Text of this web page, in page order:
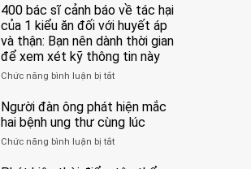
cảnh
báo
“ĐỪNG
GẮNG
SỨC!”
đồng
1
ra
cảnh
báo
theo
3
kiểu
“hại
thân”
mà
biết
loại
cá
tưởng
rẻ
mà
tiềm
formaldehyde
kim
loại
400 bác sĩ cảnh báo về tác hại
của 1 kiểu ăn đối với huyết áp
và thận: Bạn nên dành thời gian
để xem xét kỹ thông tin này
Chức năng bình luận bị tắtở
bác
cảnh
báo
Người đàn ông phát hiện mắc
hai bệnh ung thư cùng lúc
Chức năng bình luận bị tắtở